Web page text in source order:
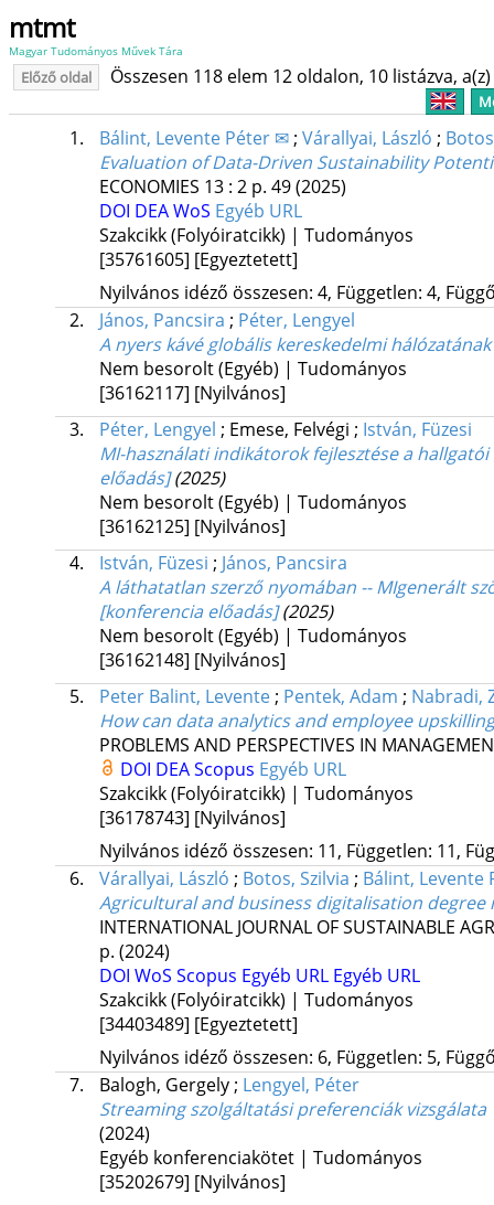
mtmt
Magyar Tudományos Művek Tára
Előző oldal Összesen 118 elem 12 oldalon, 10 listázva,
1. Bálint, Levente Péter ✉; Várallyai, László ;
Evaluation of Data-Driven Sustainability
ECONOMIES 13: 2 p. 49(2025)
DOI DEAWoS Egyéb URL
Szakcikk (Folyóiratcikk) | Tudományos
[35761605] [Egyeztetett]
Nyilvános idéző összesen: 4, Független: 4,
2.
János, Pancsira ; Péter, Lengyel
A nyers kávé globális kereskedelmi
Nem besorolt (Egyéb) | Tudományos
[36162117] [Nyilvános]
3.
Péter, Lengyel ; Emese, Felvégi ; István, Füzesi
MI-használati indikátorok fejlesztése a
előadás] (2025)
Nem besorolt (Egyéb) | Tudományos
[36162125] [Nyilvános]
4.
István, Füzesi ; János, Pancsira
A láthatatlan szerző nyomában -- MIgenerált
[konferencia előadás] (2025)
Nem besorolt (Egyéb) | Tudományos
[36162148] [Nyilvános]
5.
Peter Balint, Levente; Pentek, Adam ; Nabradi,
How can data analytics and employee
PROBLEMS AND PERSPECTIVES IN
DOI DEAScopus Egyéb URL
Szakcikk (Folyóiratcikk) | Tudományos
[36178743] [Nyilvános]
Nyilvános idéző összesen: 11, Független: 11,
6.
Várallyai, László ; Botos, Szilvia ; Bálint, Levente
Agricultural and business digitalisation
INTERNATIONAL JOURNAL OF SUSTAINABLE
p. (2024)
DOI WoS Scopus Egyéb URL Egyéb URL
Szakcikk (Folyóiratcikk) | Tudományos
[34403489] [Egyeztetett]
Nyilvános idéző összesen: 6, Független: 5,
7.
Balogh, Gergely; Lengyel, Péter
Streaming szolgáltatási preferenciák vizsgálata
(2024)
Egyéb konferenciakötet | Tudományos
[35202679] [Nyilvános]